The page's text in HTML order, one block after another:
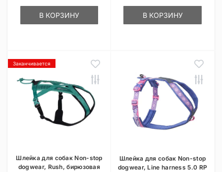
В КОРЗИНУ В КОРЗИНУ
Заканчивается
Шлейка для собак Non-stop
dogwear, Rush, бирюзовая
Шлейка для собак Non-stop
dogwear, Line harness 5.0 RP